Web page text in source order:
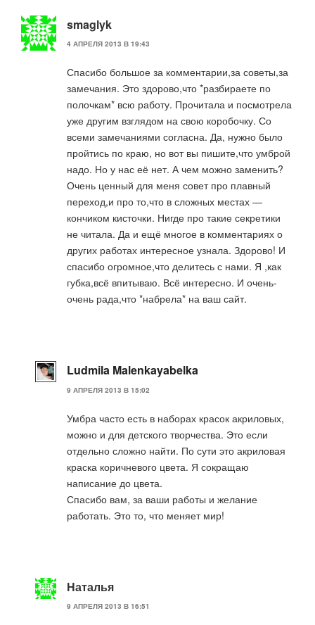
smaglyk
4 АПРЕЛЯ 2013 В 19:43
Спасибо большое за комментарии,за советы,за
замечания. Это здорово,что *разбираете по
полочкам* всю работу. Прочитала и посмотрела
уже другим взглядом на свою коробочку. Со
всеми замечаниями согласна. Да, нужно было
пройтись по краю, но вот вы пишите,что умброй
надо. Но у нас её нет. А чем можно заменить?
Очень ценный для меня совет про плавный
переход,и про то,что в сложных местах —
кончиком кисточки. Нигде про такие секретики
не читала. Да и ещё многое в комментариях о
других работах интересное узнала. Здорово! И
спасибо огромное,что делитесь с нами. Я ,как
губка,всё впитываю. Всё интересно. И очень-
очень рада,что *набрела* на ваш сайт.
Ludmila Malenkayabelka
9 АПРЕЛЯ 2013 В 15:02
Умбра часто есть в наборах красок акриловых,
можно и для детского творчества. Это если
отдельно сложно найти. По сути это акриловая
краска коричневого цвета. Я сокращаю
написание до цвета.
Спасибо вам, за ваши работы и желание
работать. Это то, что меняет мир!
Наталья
9 АПРЕЛЯ 2013 В 16:51